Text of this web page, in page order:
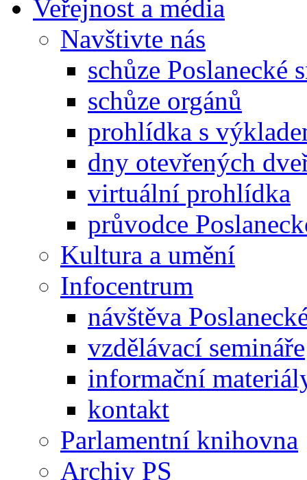
Veřejnost a média
Navštivte nás
schůze Poslanecké
schůze orgánů
prohlídka s
dny otevřených
virtuální prohlídka
průvodce
Kultura a umění
Infocentrum
návštěva
vzdělávací semináře
informační
kontakt
Parlamentní knihovna
Archiv PS